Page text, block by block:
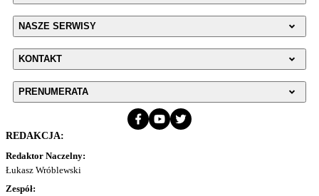
NASZE SERWISY
KONTAKT
PRENUMERATA
REDAKCJA:
Redaktor Naczelny:
Łukasz Wróblewski
Zespół: